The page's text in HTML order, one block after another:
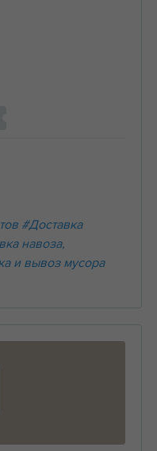
#Доставка
навоза,
и вывоз мусора